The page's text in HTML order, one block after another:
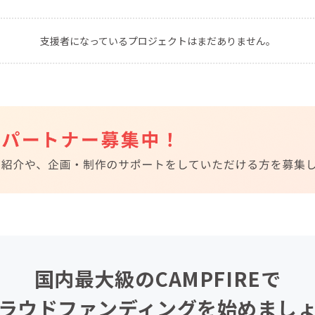
CAMPFIRE for Social Good
CAMPFIRE Creation
CAMPFIREふるさと納税
machi-ya コミュニティ
支援者になっているプロジェクトはまだありません。
国内最大級のCAMPFIREで
ウドファンディングを始めまし